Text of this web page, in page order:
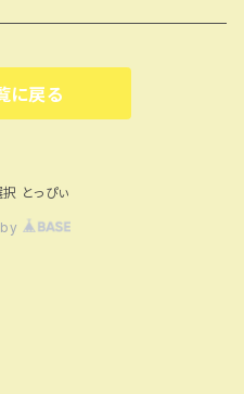
雄）
に戻る
とっぴぃ